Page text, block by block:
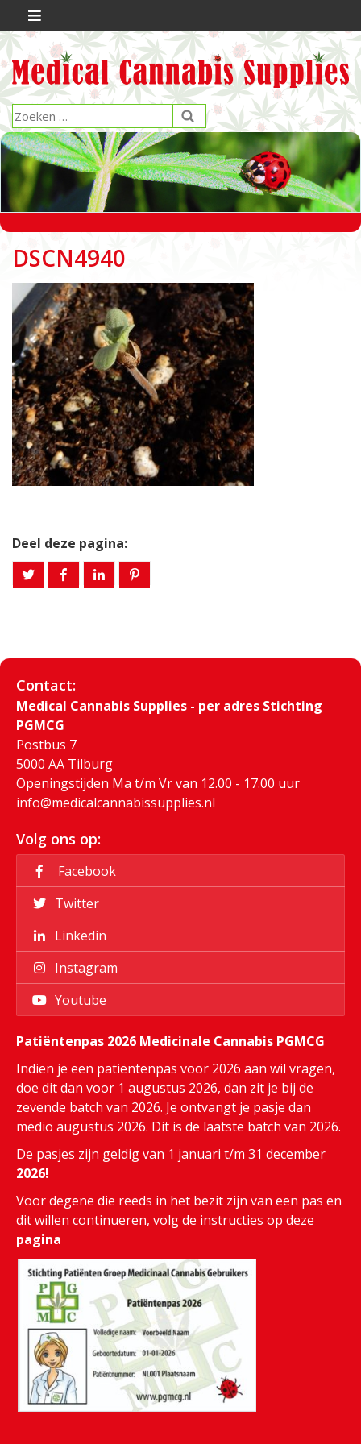
DSCN4940
Deel deze pagina:
Contact:
Medical Cannabis Supplies - per adres Stichting
PGMCG
Postbus 7
5000 AA Tilburg
Openingstijden Ma t/m Vr van 12.00 - 17.00 uur
info@medicalcannabissupplies.nl
Volg ons op:
Facebook
Twitter
Linkedin
Instagram
Youtube
Patiëntenpas 2026 Medicinale Cannabis PGMCG
Indien je een patiëntenpas voor 2026 aan wil vragen,
doe dit dan voor 1 augustus 2026, dan zit je bij de
zevende batch van 2026. Je ontvangt je pasje dan
medio augustus 2026. Dit is de laatste batch van 2026.
De pasjes zijn geldig van 1 januari t/m 31 december
2026!
Voor degene die reeds in het bezit zijn van een pas en
dit willen continueren, volg de instructies op deze
pagina